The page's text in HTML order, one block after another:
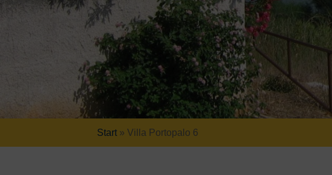
Start »Villa Portopalo 6